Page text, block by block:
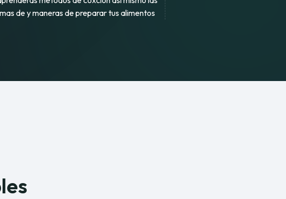
de y maneras de preparar tus alimentos